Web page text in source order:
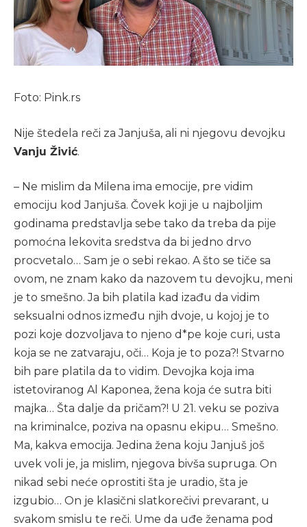
Foto: Pink.rs
Nije štedela reči za Janjuša, ali ni njegovu devojku
Vanju Živić.
– Ne mislim da Milena ima emocije, pre vidim
emociju kod Janjuša. Čovek koji je u najboljim
godinama predstavlja sebe tako da treba da pije
pomoćna lekovita sredstva da bi jedno drvo
procvetalo… Sam je o sebi rekao. A što se tiče sa
ovom, ne znam kako da nazovem tu devojku, meni
je to smešno. Ja bih platila kad izađu da vidim
seksualni odnos između njih dvoje, u kojoj je to
pozi koje dozvoljava to njeno d*pe koje curi, usta
koja se ne zatvaraju, oči… Koja je to poza?! Stvarno
bih pare platila da to vidim. Devojka koja ima
istetoviranog Al Kaponea, žena koja će sutra biti
majka… Šta dalje da pričam?! U 21. veku se poziva
na kriminalce, poziva na opasnu ekipu… Smešno.
Ma, kakva emocija. Jedina žena koju Janjuš još
uvek voli je, ja mislim, njegova bivša supruga. On
nikad sebi neće oprostiti šta je uradio, šta je
izgubio… On je klasični slatkorečivi prevarant, u
svakom smislu te reči. Ume da uđe ženama pod